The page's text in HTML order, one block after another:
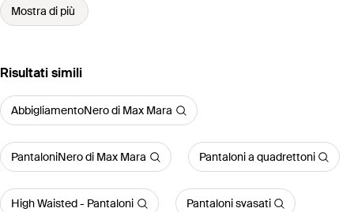
Mostra di più
Risultati simili
AbbigliamentoNero di Max Mara
PantaloniNero di Max Mara Pantaloni a quadrettoni
High Waisted - Pantaloni Pantaloni svasati